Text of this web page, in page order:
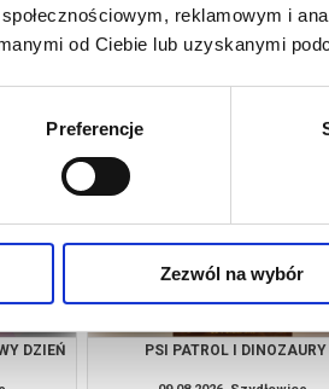
reklamowym i
od Ciebie lub uzyskanymi
Preferencje
Zezwól na wybór
kup bilet
SPIDER-MAN. CAŁKIEM NOWY
DZIEŃ
PSI PATROL I DINOZAURY